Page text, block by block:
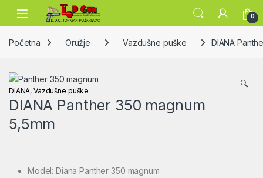
Skip to navigation
Skip to content
Open 0
Početna Oružje Vazdušne puške DIANA
🔍
DIANA,Vazdušne puške
DIANA Panther 350 magnum
5,5mm
Model: Diana Panther 350 magnum